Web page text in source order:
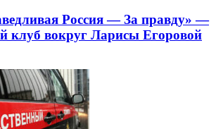
Россия — За правду» —
клуб вокруг Ларисы Егоровой